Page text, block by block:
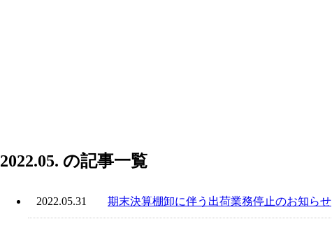
2022.05. の記事一覧
2022.05.31 期末決算棚卸に伴う出荷業務停止のお知らせ